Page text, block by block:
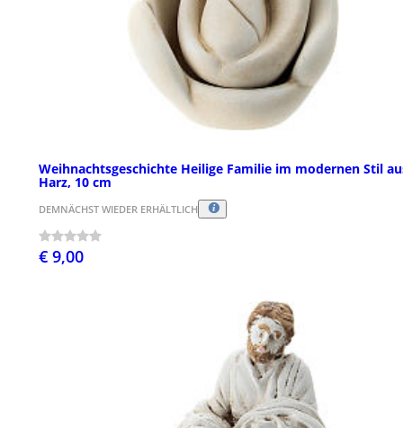
Weihnachtsgeschichte Heilige Familie im modernen Stil
Harz, 10 cm
DEMNÄCHST WIEDER ERHÄLTLICH
€ 9,00